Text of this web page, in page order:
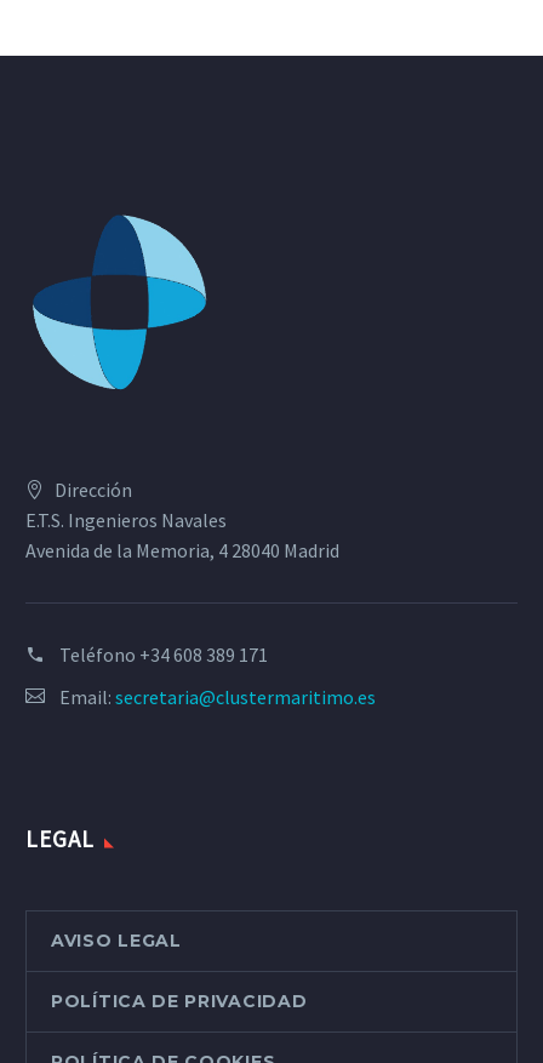
Dirección
E.T.S. Ingenieros Navales
Avenida de la Memoria, 4 28040 Madrid
Teléfono +34 608 389 171
Email: secretaria@clustermaritimo.es
LEGAL
AVISO LEGAL
POLÍTICA DE PRIVACIDAD